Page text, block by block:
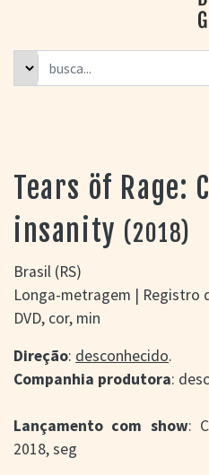
> GRADE SEMANAL
> PREÇOS E
DESCONTOS
CINEMA GAÚCHO
> APRESENTAÇÃO
> BUSCA AVANÇADA
> LISTA DE FILMES
> FILMOGRAFIAS DE
CINEASTAS
> DISCOGRAFIAS
> BIBLIOGRAFIAS
CONTATO E
LOCALIZAÇÃO
Tears öf Rage:
insanity (2018)
Brasil (RS)
Longa-metragem | Registro
DVD, cor, min
Direção: desconhecido.
Companhia produtora:
Lançamento com show:
2018, seg